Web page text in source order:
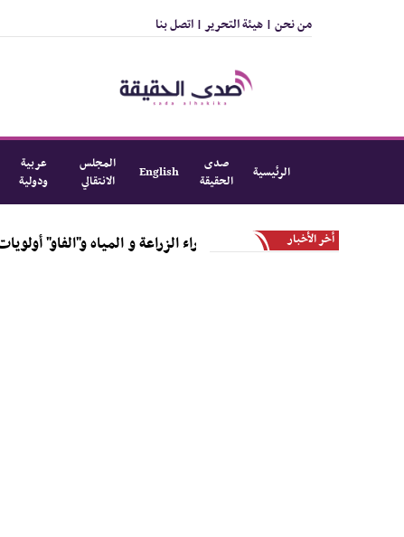
من نحن | هيئة التحرير | اتصل بنا
الرئيسية
صدى
الحقيقة
English
المجلس
الانتقالي
عربية
ودولية
أخر الأخبار محافظ المهرة يناقش مع وزراء